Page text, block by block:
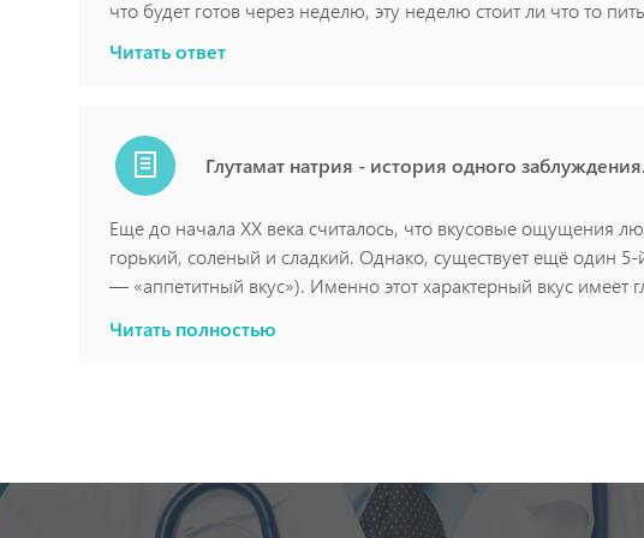
что будет готов через неделю, эту неделю стоит ли что то
Читать ответ
Глутамат натрия - история одного заблуждения.
Еще до начала XX века считалось, что вкусовые ощущения
горький, соленый и сладкий. Однако, существует ещё один
— «аппетитный вкус»). Именно этот характерный вкус имеет
японских водорослей кобу. А уже через два года на рынок
деле глутаминовая кислота имеет природное
Откуда же пришли слухи о том, что глутамат вреден?
ходе экспериментов на крысах с огромными дозами этого
Читать полностью